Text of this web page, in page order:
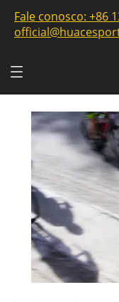
Fale conosco: +86